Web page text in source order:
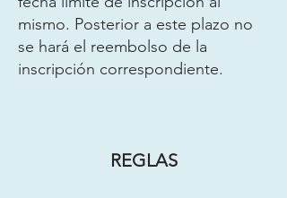
mismo. Posterior a este plazo no
se hará el reembolso de la
inscripción correspondiente.
REGLAS